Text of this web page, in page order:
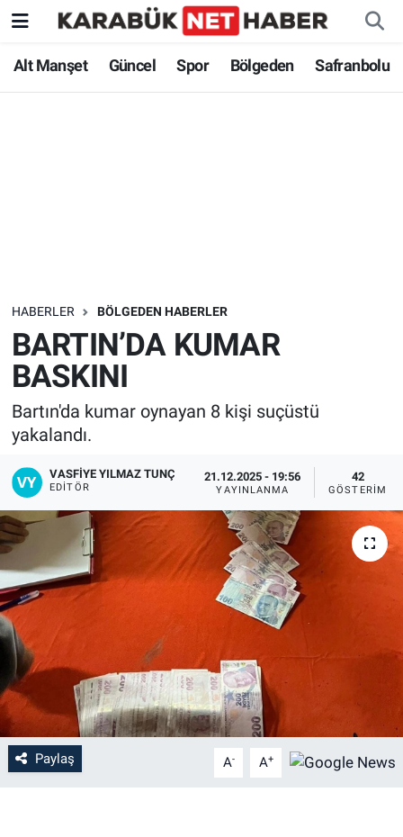
Alt Manşet Güncel Spor Bölgeden Safranbolu
HABERLER BÖLGEDEN HABERLER
BARTIN’DA KUMAR
BASKINI
Bartın'da kumar oynayan 8 kişi suçüstü
yakalandı.
VASFIYE YILMAZ TUNÇ
EDITÖR
21.12.2025 - 19:56
YAYINLANMA
42
GÖSTERIM
Paylaş A- A+